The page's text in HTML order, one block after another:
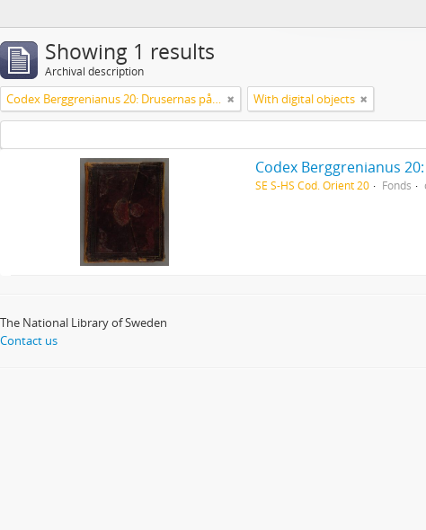
Showing 1 results
Archival description
Codex Berggrenianus 20: Drusernas på Libanon heliga bok With digital objects
Codex Berggrenianus
SE S-HS Cod. Orient 20 Fonds
The National Library of Sweden
Contact us